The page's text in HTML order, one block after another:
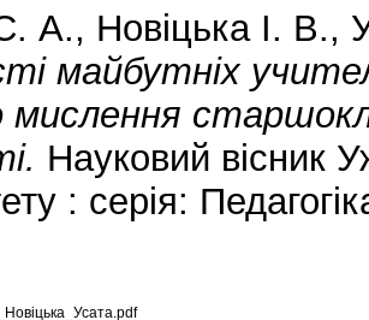
А., Новіцька І. В.,
майбутніх
Науковий вісник
: серія: